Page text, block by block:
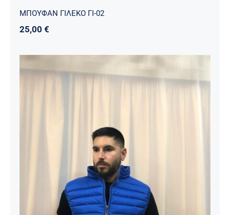
ΜΠΟΥΦΑΝ ΓΙΛΕΚΟ ΓΙ-02
25,00 €
ΜΠΟΥΦΑΝ ΓΙΛΕΚΟ ΓΙ-01